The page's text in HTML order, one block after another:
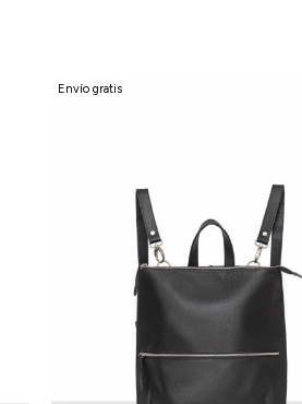
Envío gratis